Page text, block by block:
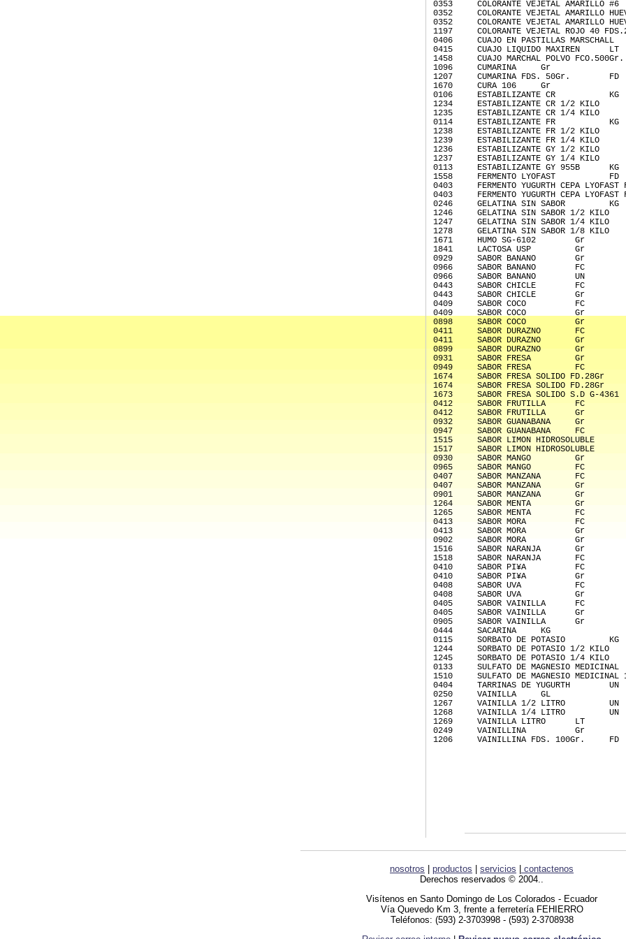
0353     COLORANTE VEJETAL AMARILLO
0352     COLORANTE VEJETAL AMARILLO
0352     COLORANTE VEJETAL AMARILLO
1197     COLORANTE VEJETAL ROJO 40
0406     CUAJO EN PASTILLAS
0415     CUAJO LIQUIDO MAXIREN      LT
1458     CUAJO MARCHAL POLVO
1096     CUMARINA     Gr
1207     CUMARINA FDS. 50Gr.        FD
1670     CURA 106     Gr
0106     ESTABILIZANTE CR           KG
1234     ESTABILIZANTE CR 1/2 KILO
1235     ESTABILIZANTE CR 1/4 KILO
0114     ESTABILIZANTE FR           KG
1238     ESTABILIZANTE FR 1/2 KILO
1239     ESTABILIZANTE FR 1/4 KILO
1236     ESTABILIZANTE GY 1/2 KILO
1237     ESTABILIZANTE GY 1/4 KILO
0113     ESTABILIZANTE GY 955B      KG
1558     FERMENTO LYOFAST           FD
0403     FERMENTO YUGURTH CEPA
0403     FERMENTO YUGURTH CEPA
0246     GELATINA SIN SABOR         KG
1246     GELATINA SIN SABOR 1/2 KILO
1247     GELATINA SIN SABOR 1/4 KILO
1278     GELATINA SIN SABOR 1/8 KILO
1671     HUMO SG-6102        Gr
1841     LACTOSA USP         Gr
0929     SABOR BANANO        Gr
0966     SABOR BANANO        FC
0966     SABOR BANANO        UN
0443     SABOR CHICLE        FC
0443     SABOR CHICLE        Gr
0409     SABOR COCO          FC
0409     SABOR COCO          Gr
0898     SABOR COCO          Gr
0411     SABOR DURAZNO       FC
0411     SABOR DURAZNO       Gr
0899     SABOR DURAZNO       Gr
0931     SABOR FRESA         Gr
0949     SABOR FRESA         FC
1674     SABOR FRESA SOLIDO FD.28Gr
1674     SABOR FRESA SOLIDO FD.28Gr
1673     SABOR FRESA SOLIDO S.D G-
0412     SABOR FRUTILLA      FC
0412     SABOR FRUTILLA      Gr
0932     SABOR GUANABANA     Gr
0947     SABOR GUANABANA     FC
1515     SABOR LIMON HIDROSOLUBLE
1517     SABOR LIMON HIDROSOLUBLE
0930     SABOR MANGO         Gr
0965     SABOR MANGO         FC
0407     SABOR MANZANA       FC
0407     SABOR MANZANA       Gr
0901     SABOR MANZANA       Gr
1264     SABOR MENTA         Gr
1265     SABOR MENTA         FC
0413     SABOR MORA          FC
0413     SABOR MORA          Gr
0902     SABOR MORA          Gr
1516     SABOR NARANJA       Gr
1518     SABOR NARANJA       FC
0410     SABOR PI¥A          FC
0410     SABOR PI¥A          Gr
0408     SABOR UVA           FC
0408     SABOR UVA           Gr
0405     SABOR VAINILLA      FC
0405     SABOR VAINILLA      Gr
0905     SABOR VAINILLA      Gr
0444     SACARINA     KG
0115     SORBATO DE POTASIO         KG
1244     SORBATO DE POTASIO 1/2 KILO
1245     SORBATO DE POTASIO 1/4 KILO
0133     SULFATO DE MAGNESIO
1510     SULFATO DE MAGNESIO MEDICINAL
0404     TARRINAS DE YUGURTH        UN
0250     VAINILLA     GL
1267     VAINILLA 1/2 LITRO         UN
1268     VAINILLA 1/4 LITRO         UN
1269     VAINILLA LITRO      LT
0249     VAINILLINA          Gr
1206     VAINILLINA FDS. 100Gr.     FD
nosotros productos servicios
contactenos
Derechos reservados © 2004..
Visítenos en Santo Domingo de Los Colorados - Ecuador
Vía Quevedo Km 3, frente a ferretería FEHIERRO
Teléfonos: (593) 2-3703998 - (593) 2-3708938